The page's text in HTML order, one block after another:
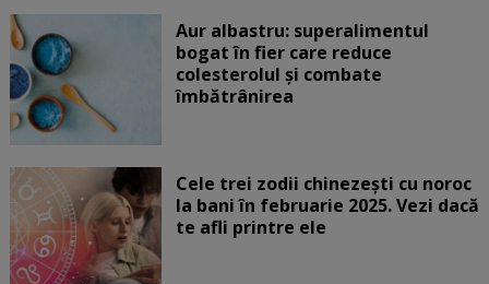
Aur albastru: superalimentul
bogat în fier care reduce
colesterolul și combate
îmbătrânirea
Cele trei zodii chinezești cu noroc
la bani în februarie 2025. Vezi dacă
te afli printre ele